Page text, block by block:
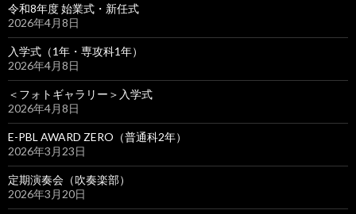
令和8年度 始業式・新任式
2026年4月8日
入学式（1年・専攻科1年）
2026年4月8日
＜フォトギャラリー＞入学式
2026年4月8日
E-PBL AWARD ZERO（普通科2年）
2026年3月23日
定期演奏会（吹奏楽部）
2026年3月20日